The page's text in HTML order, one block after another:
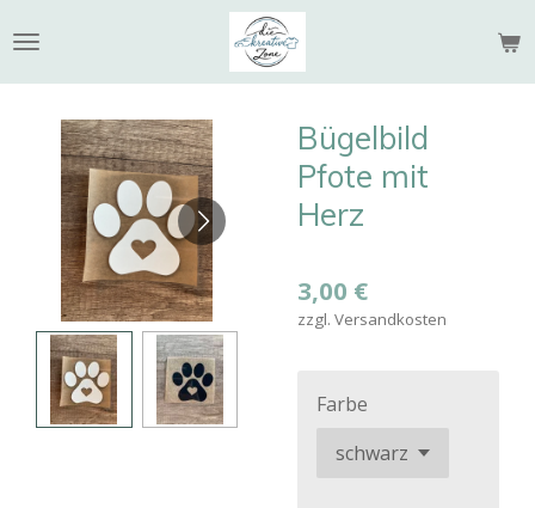
Hauptinhalt
springen
Bügelbild
Pfote mit
Herz
3,00 €
zzgl. Versandkosten
Farbe